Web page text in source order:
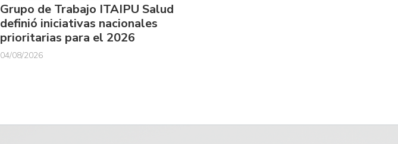
Grupo de Trabajo ITAIPU Salud
definió iniciativas nacionales
prioritarias para el 2026
04/08/2026